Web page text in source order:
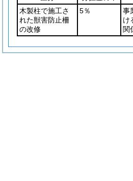
木製柱で施工さ
れた獣害防止柵
の改修
5％
事
け
関